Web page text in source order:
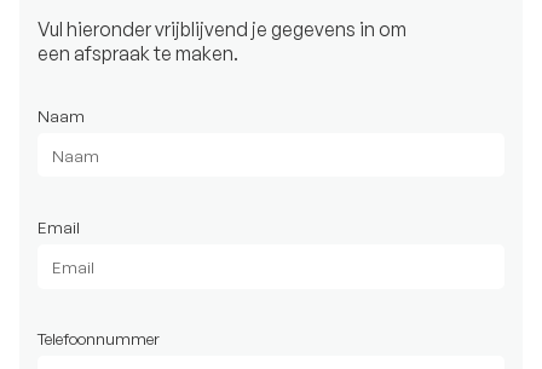
Vul hieronder vrijblijvend je gegevens in om
een afspraak te maken.
Naam
Email
Telefoonnummer